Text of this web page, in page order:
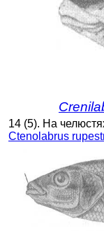
14 (5). На
Ctenolabrus